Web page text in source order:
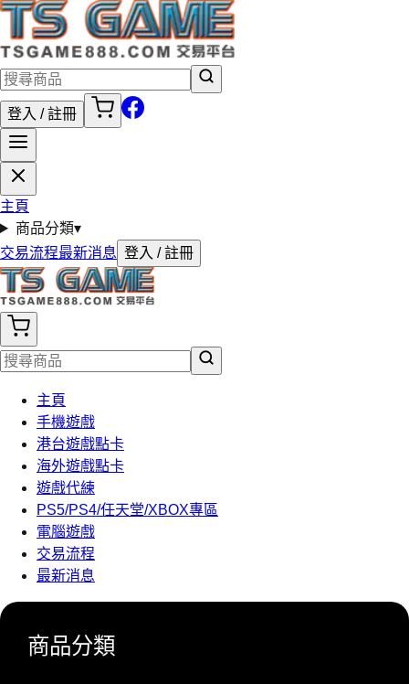
登入 / 註冊
主頁
商品分類▾
交易流程最新消息 登入 / 註冊
主頁
手機遊戲
港台遊戲點卡
海外遊戲點卡
遊戲代練
PS5/PS4/任天堂/XBOX專區
電腦遊戲
交易流程
最新消息
商品分類